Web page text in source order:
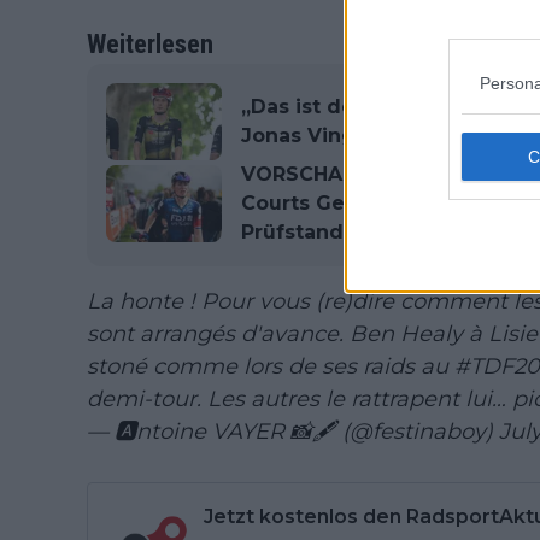
Weiterlesen
„Das ist der absolute
Jonas Vingegaard gegen
VORSCHAU | Tour de
Courts Gelbes Trikot steht
Prüfstand
La honte ! Pour vous (re)dire comment
sont arrangés d'avance. Ben Healy à
stoné comme lors de ses raids au
demi-tour. Les autres le rattrapent lui…
— 🅰ntoine VAYER 📸🖋️ (@festinaboy)
Jetzt kostenlos den